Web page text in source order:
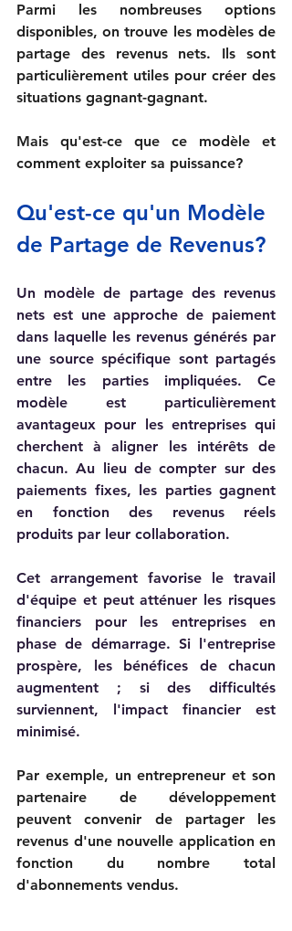
Parmi les nombreuses options
disponibles, on trouve les modèles de
partage des revenus nets. Ils sont
particulièrement utiles pour créer des
situations gagnant-gagnant.
Mais qu'est-ce que ce modèle et
comment exploiter sa puissance?
Qu'est-ce qu'un Modèle
de Partage de Revenus?
Un modèle de partage des revenus
nets est une approche de paiement
dans laquelle les revenus générés par
une source spécifique sont partagés
entre les parties impliquées. Ce
modèle est particulièrement
avantageux pour les entreprises qui
cherchent à aligner les intérêts de
chacun. Au lieu de compter sur des
paiements fixes, les parties gagnent
en fonction des revenus réels
produits par leur collaboration.
Cet arrangement favorise le travail
d'équipe et peut atténuer les risques
financiers pour les entreprises en
phase de démarrage. Si l'entreprise
prospère, les bénéfices de chacun
augmentent ; si des difficultés
surviennent, l'impact financier est
minimisé.
Par exemple, un entrepreneur et son
partenaire de développement
peuvent convenir de partager les
revenus d'une nouvelle application en
fonction du nombre total
d'abonnements vendus.